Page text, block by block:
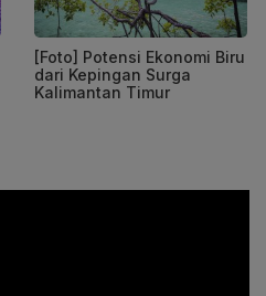
[Foto] Potensi Ekonomi Biru
dari Kepingan Surga
Kalimantan Timur